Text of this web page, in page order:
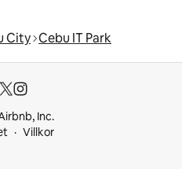
City Cebu IT Park
Inc.
Villkor